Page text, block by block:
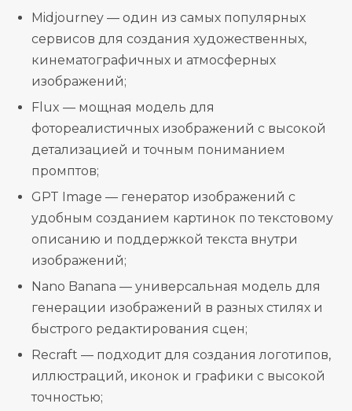
Midjourney — один из самых популярных
сервисов для создания художественных,
кинематографичных и атмосферных
изображений;
Flux — мощная модель для
фотореалистичных изображений с высокой
детализацией и точным пониманием
промптов;
GPT Image — генератор изображений с
удобным созданием картинок по текстовому
описанию и поддержкой текста внутри
изображений;
Nano Banana — универсальная модель для
генерации изображений в разных стилях и
быстрого редактирования сцен;
Recraft — подходит для создания логотипов,
иллюстраций, иконок и графики с высокой
точностью;